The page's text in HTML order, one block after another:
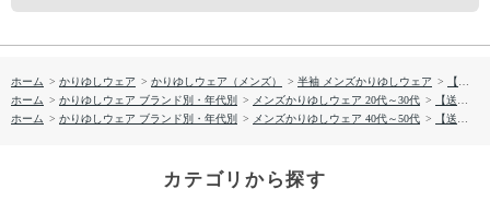
ホーム > かりゆしウェア > かりゆしウェア（メンズ） > 半袖 メンズかりゆしウェア >
【送料無料】ＳＨＵＲＩＪＯ かりゆしウェア 1860887
ホーム > かりゆしウェア ブランド別・年代別 > メンズかりゆしウェア 20代～30代 >
【送料無料】ＳＨＵＲＩＪＯ かりゆしウェア 1860887
ホーム > かりゆしウェア ブランド別・年代別 > メンズかりゆしウェア 40代～50代 > 【送料無料】ＳＨＵＲＩＪＯ かりゆしウェア 1860887
カテゴリから探す